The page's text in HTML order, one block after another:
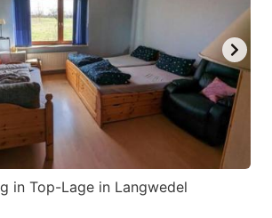
get
the
keyboard
shortcuts
for
changing
dates.
in Top-Lage in Langwedel